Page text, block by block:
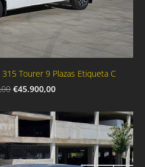
Tourer 9 Plazas Etiqueta C
€45.900,00